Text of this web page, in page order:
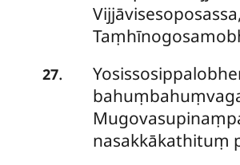
Vijjāvisesoposassa,
27.
nasakkākathituṃ